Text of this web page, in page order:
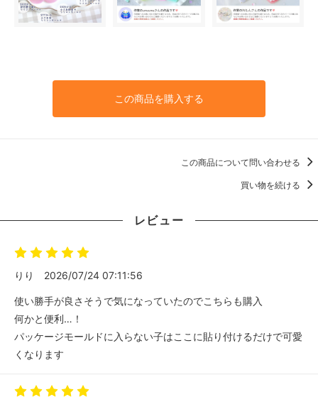
この商品を購入する
この商品について問い合わせる
買い物を続ける
レビュー
りり 2026/07/24 07:11:56
使い勝手が良さそうで気になっていたのでこちらも購入
何かと便利…！
パッケージモールドに入らない子はここに貼り付けるだけで可愛
くなります